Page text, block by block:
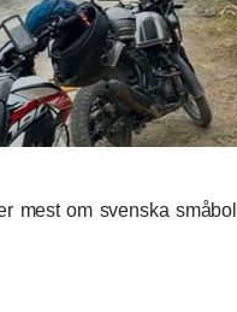
mest om svenska